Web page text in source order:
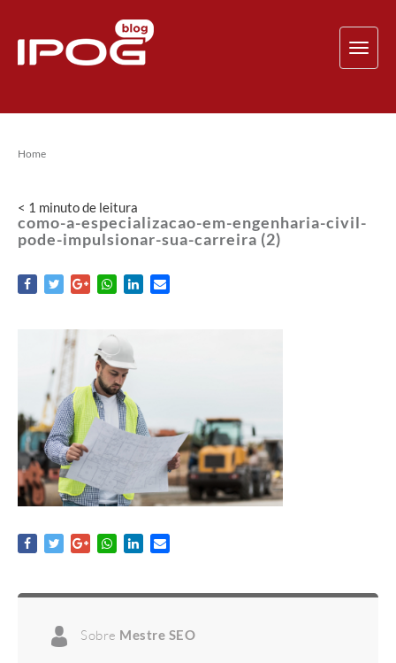
Home
< 1 minutode leitura
como-a-especializacao-em-engenharia-civil-
pode-impulsionar-sua-carreira (2)
Sobre Mestre SEO